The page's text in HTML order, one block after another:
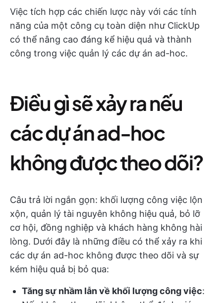
Việc tích hợp các chiến lược này với các tính
năng của một công cụ toàn diện như ClickUp
có thể nâng cao đáng kể hiệu quả và thành
công trong việc quản lý các dự án ad-hoc.
Điều gì sẽ xảy ra nếu
các dự án ad-hoc
không được theo dõi?
Câu trả lời ngắn gọn: khối lượng công việc lộn
xộn, quản lý tài nguyên không hiệu quả, bỏ lỡ
cơ hội, đồng nghiệp và khách hàng không hài
lòng. Dưới đây là những điều có thể xảy ra khi
các dự án ad-hoc không được theo dõi và sự
kém hiệu quả bị bỏ qua:
Tăng sự nhầm lẫn về khối lượng công việc: